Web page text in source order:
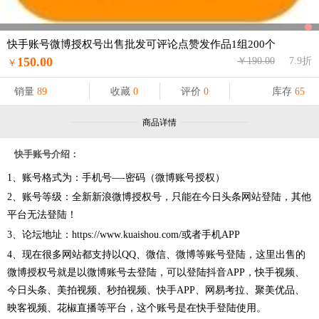
快手账号微博授权号出售批发可评论点赞发作品1组200个
￥ 150.00 ￥190.00 7.9折
销量 89 收藏0 评价 0 库存 65
商品详情
快手账号介绍：
1、账号格式为：手机号—-密码（微博账号授权）
2、账号等级：全新新浪微博授权号，只能在今日头条网站登陆，其他
平台无法登陆！
3、论坛地址：https://www.kuaishou.com/或者手机APP
4、现在很多网站都支持以QQ、微信、微博等账号登陆，这里出售的
微博授权号就是以微博账号去登陆，可以登陆抖音APP，快手视频、
今日头条、美拍视频、秒拍视频、快手APP、网易考拉、聚美优品、
映客视频、花椒直播等平台，这个账号是在快手登陆使用。